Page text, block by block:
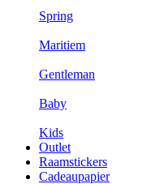
Spring
Maritiem
Gentleman
Baby
Kids
Outlet
Raamstickers
Cadeaupapier